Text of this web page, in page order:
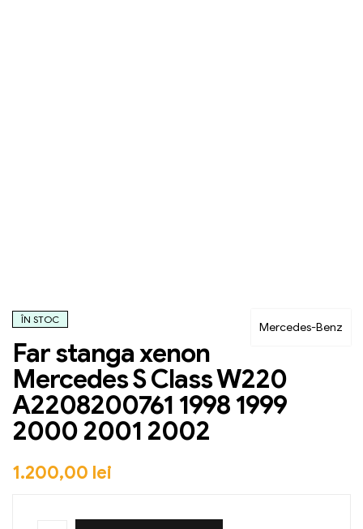
Mercedes-Benz
ÎN STOC
Far stanga xenon
Mercedes S Class W220
A2208200761 1998 1999
2000 2001 2002
1.200,00 lei